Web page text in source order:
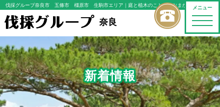
メニュー
toggle
伐採グループ奈良市 五條市 橿原市 生駒市エリア ｜庭と植木のことならおまかせください
奈良
新着情報